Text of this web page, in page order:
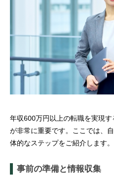
年収600万円以上の転職を実現
が非常に重要です。ここでは、
体的なステップをご紹介します。
事前の準備と情報収集